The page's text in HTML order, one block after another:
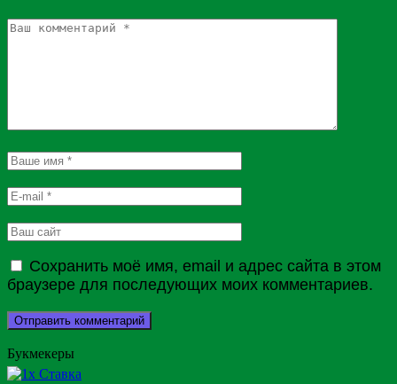
Сохранить моё имя, email и адрес сайта в этом
браузере для последующих моих комментариев.
Букмекеры